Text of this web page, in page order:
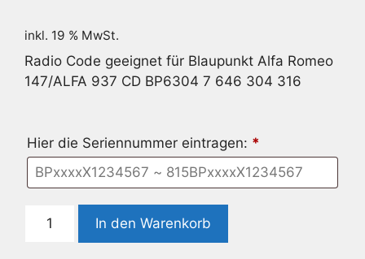
inkl. 19 % MwSt.
Radio Code geeignet für Blaupunkt Alfa Romeo
147/ALFA 937 CD BP6304 7 646 304 316
Hier die Seriennummer eintragen: *
Code
In den Warenkorb